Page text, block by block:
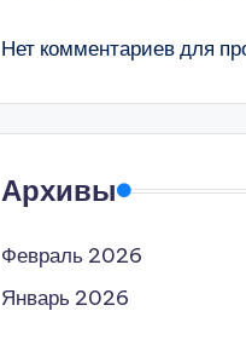
Нет комментариев для
Архивы
Февраль 2026
Январь 2026